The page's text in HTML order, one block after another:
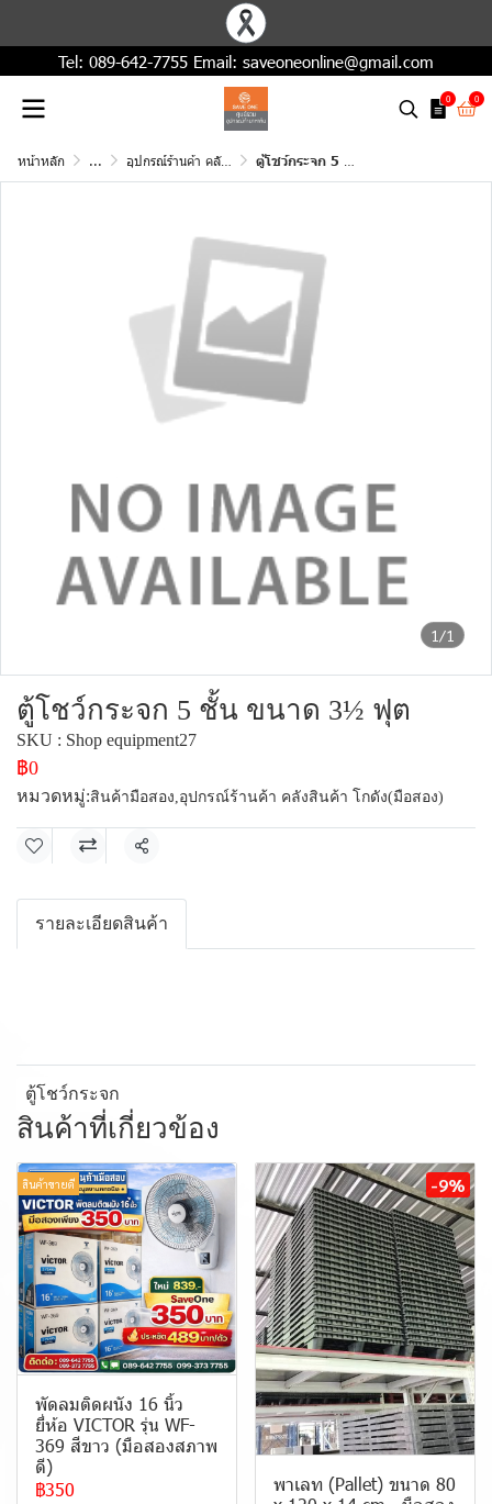
Tel: 089-642-7755 Email: saveoneonline@gmail.com
0 0
หน้าหลัก ... อุปกรณ์ร้านค้า คลังสินค้า โกดัง(มือสอง) ตู้โชว์กระจก 5 ชั้น ขนาด 3½ ฟุต
1/1
ตู้โชว์กระจก 5 ชั้น ขนาด 3½ ฟุต
SKU : Shop equipment27
฿0
หมวดหมู่:สินค้ามือสอง,อุปกรณ์ร้านค้า คลังสินค้า โกดัง(มือสอง)
แชร์
รายละเอียดสินค้า
ตู้โชว์กระจก
สินค้าที่เกี่ยวข้อง
สินค้าขายดี
พัดลมติดผนัง 16 นิ้ว
ยี่ห้อ VICTOR รุ่น WF-
369 สีขาว (มือสองสภาพ
ดี)
฿350
-9%
พาเลท (Pallet) ขนาด 80